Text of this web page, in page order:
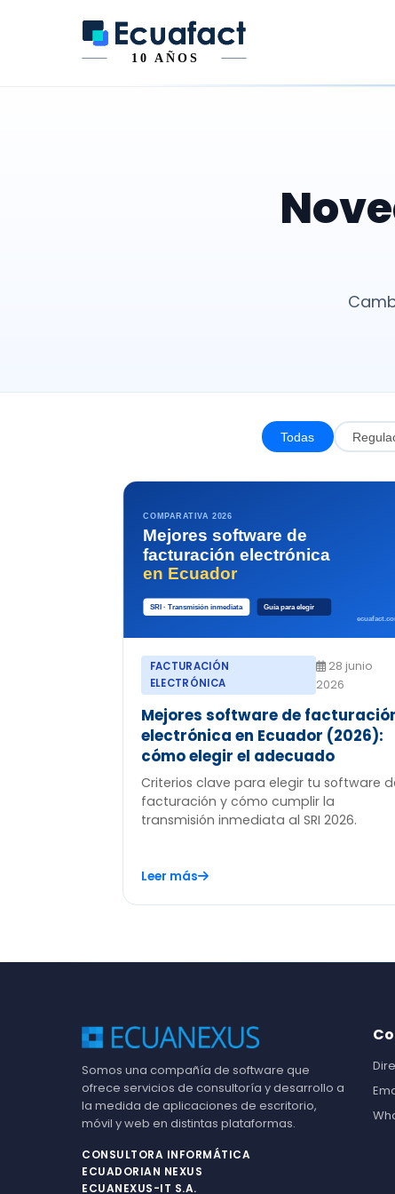
Todas
FACTURACIÓN
ELECTRÓNICA
28 junio
2026
Mejores software de
electrónica en Ecuador (2026):
cómo elegir el adecuado
Criterios clave para elegir tu software
facturación y cómo cumplir la
transmisión inmediata al SRI 2026.
Leer más
Somos una compañía de software que
ofrece servicios de consultoría y desarrollo a
la medida de aplicaciones de escritorio,
móvil y web en distintas plataformas.
CONSULTORA INFORMÁTICA
ECUADORIAN NEXUS
ECUANEXUS-IT S.A.